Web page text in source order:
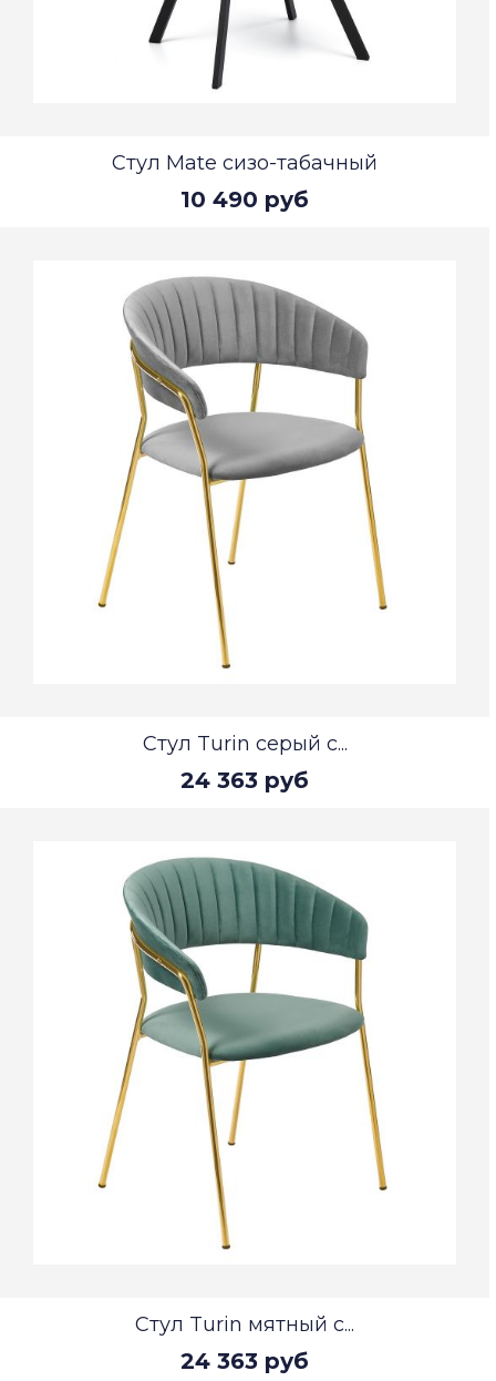
Стул Mate сизо-табачный
10 490 руб
Стул Turin серый с...
24 363 руб
Стул Turin мятный с...
24 363 руб